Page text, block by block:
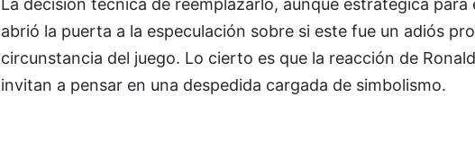
abrió la puerta a la especulación sobre si este fue un adiós
circunstancia del juego. Lo cierto es que la reacción de
invitan a pensar en una despedida cargada de simbolismo.